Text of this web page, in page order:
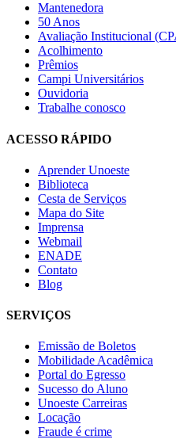
Mantenedora
50 Anos
Avaliação Institucional
Acolhimento
Prêmios
Campi Universitários
Ouvidoria
Trabalhe conosco
ACESSO RÁPIDO
Aprender Unoeste
Biblioteca
Cesta de Serviços
Mapa do Site
Imprensa
Webmail
ENADE
Contato
Blog
SERVIÇOS
Emissão de Boletos
Mobilidade Acadêmica
Portal do Egresso
Sucesso do Aluno
Unoeste Carreiras
Locação
Fraude é crime